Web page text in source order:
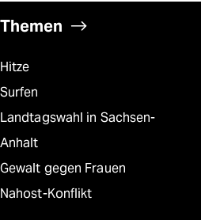
Themen
Hitze
Surfen
Landtagswahl in Sachsen-
Anhalt
Gewalt gegen Frauen
Nahost-Konflikt